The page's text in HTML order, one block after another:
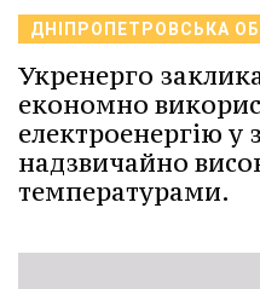
ДНІПРОПЕТРОВСЬКА
Укренерго
економно
електроенергію у
надзвичайно
температурами.